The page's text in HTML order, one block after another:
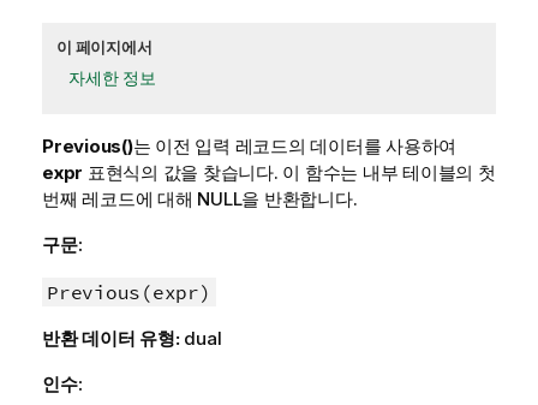
이 페이지에서
자세한 정보
Previous()는 이전 입력 레코드의 데이터를 사용하여
expr 표현식의 값을 찾습니다. 이 함수는 내부 테이블의 첫
번째 레코드에 대해 NULL을 반환합니다.
구문:
Previous(expr)
반환 데이터 유형: dual
인수: